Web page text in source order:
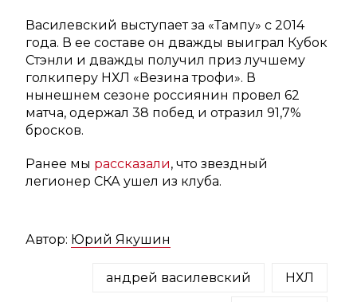
Василевский выступает за «Тампу» с 2014
года. В ее составе он дважды выиграл Кубок
Стэнли и дважды получил приз лучшему
голкиперу НХЛ «Везина трофи». В
нынешнем сезоне россиянин провел 62
матча, одержал 38 побед и отразил 91,7%
бросков.
Ранее мы рассказали, что звездный
легионер СКА ушел из клуба.
Автор: Юрий Якушин
андрей василевский НХЛ